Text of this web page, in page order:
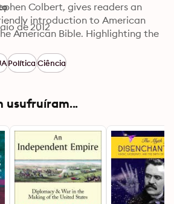
Colbert, gives readers an
introduction to American
American Bible. Highlighting the
cultural legacy, from the
Address, from Moby
the Rye, from “Yankee Doodle”
handbook peels back the
de 2012
PolíticaCiência
usufruíram...